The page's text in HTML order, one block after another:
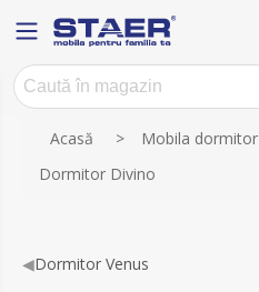
Acasă > Mobila dormitor
Dormitor Divino
◀Dormitor Venus
Numele atributului